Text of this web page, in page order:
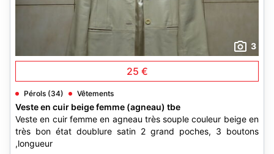
3
25 €
Pérols (34) Vêtements
Veste en cuir beige femme (agneau) tbe
Veste en cuir femme en agneau très souple couleur beige en
très bon état doublure satin 2 grand poches, 3 boutons
,longueur